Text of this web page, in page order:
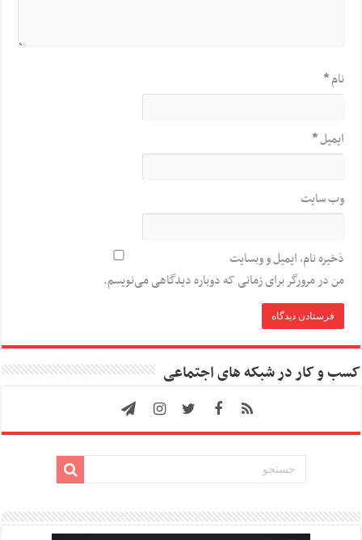
نام*
ایمیل*
وب‌ سایت
ذخیره نام، ایمیل و وبسایت
من در مرورگر برای زمانی که دوباره دیدگاهی می‌نویسم.
کسب و کار در شبکه های اجتماعی